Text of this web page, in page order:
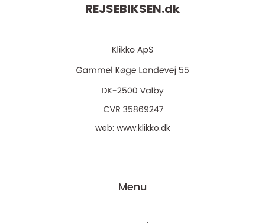
REJSEBIKSEN.dk
web: www.klikko.dk
Menu